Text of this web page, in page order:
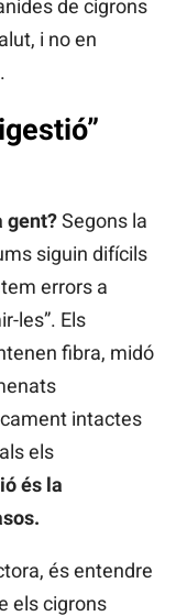
de cigrons
i no en
gent?Segons la
siguin difícils
errors a
les”. Els
fibra, midó
intactes
els
és la
és entendre
els cigrons